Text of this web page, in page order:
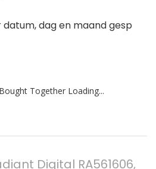
dag en maand gesp
Together Loading...
Digital RA561606,